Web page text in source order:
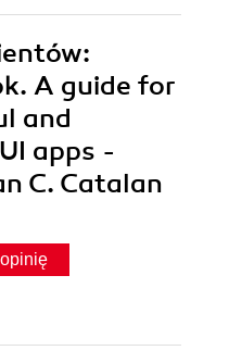
A guide for
and
apps -
C. Catalan